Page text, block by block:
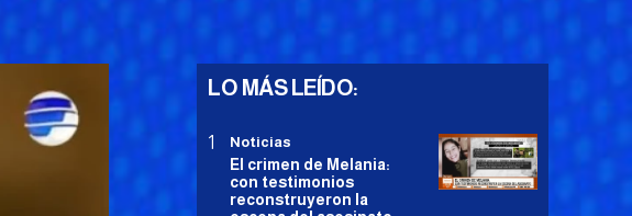
LO MÁS LEÍDO:
Noticias
El crimen de Melania:
con testimonios
reconstruyeron la